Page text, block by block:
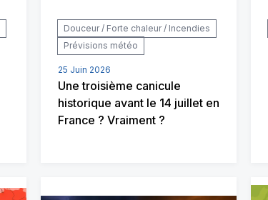
Douceur / Forte chaleur / Incendies
Prévisions météo
25 Juin 2026
Une troisième canicule
historique avant le 14 juillet en
France ? Vraiment ?